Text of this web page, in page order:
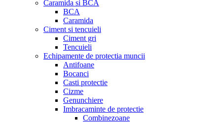
Caramida si BCA
BCA
Caramida
Ciment si tencuieli
Ciment gri
Tencuieli
Echipamente de protectia muncii
Antifoane
Bocanci
Casti protectie
Cizme
Genunchiere
Imbracaminte de protectie
Combinezoane